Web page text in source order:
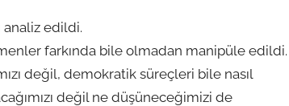
edildi.
farkında bile olmadan manipüle edildi.
değil, demokratik süreçleri bile nasıl
değil ne düşüneceğimizi de